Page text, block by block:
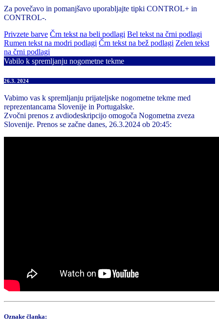
Za povečavo in pomanjšavo uporabljajte tipki CONTROL+ in
CONTROL-.
Privzete barve Črn tekst na beli podlagi Bel tekst na črni podlagi
Rumen tekst na modri podlagi Črn tekst na bež podlagi Zelen tekst
na črni podlagi
Vabilo k spremljanju nogometne tekme
26.3. 2024
Vabimo vas k spremljanju prijateljske nogometne tekme med
reprezentancama Slovenije in Portugalske.
Zvočni prenos z avdiodeskripcijo omogoča Nogometna zveza
Slovenije. Prenos se začne danes, 26.3.2024 ob 20:45:
Oznake članka: